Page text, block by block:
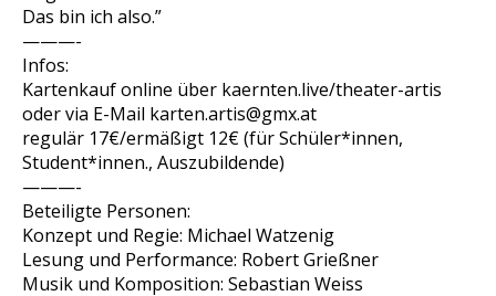
Das bin ich also.”
———-
Infos:
Kartenkauf online über kaernten.live/theater-artis
oder via E-Mail karten.artis@gmx.at
regulär 17€/ermäßigt 12€ (für Schüler*innen,
Student*innen., Auszubildende)
———-
Beteiligte Personen:
Konzept und Regie: Michael Watzenig
Lesung und Performance: Robert Grießner
Musik und Komposition: Sebastian Weiss